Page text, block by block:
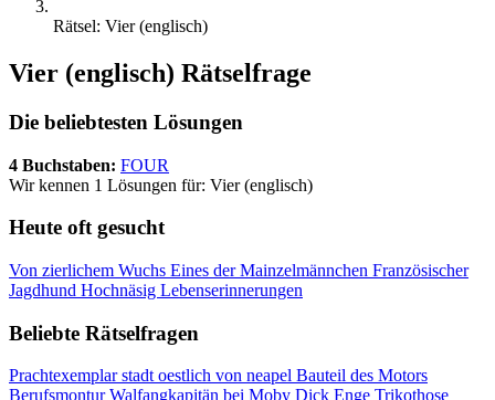
Rätsel: Vier (englisch)
Vier (englisch) Rätselfrage
Die beliebtesten Lösungen
4 Buchstaben: FOUR
Wir kennen 1 Lösungen für: Vier (englisch)
Heute oft gesucht
Von zierlichem Wuchs Eines der Mainzelmännchen Französischer
Jagdhund Hochnäsig Lebenserinnerungen
Beliebte Rätselfragen
Prachtexemplarstadt oestlich von neapel Bauteil des Motors
BerufsmonturWalfangkapitän bei Moby Dick Enge Trikothose